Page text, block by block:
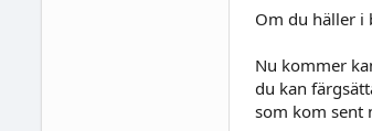
Om du häller i
Nu kommer
du kan
som kom sent